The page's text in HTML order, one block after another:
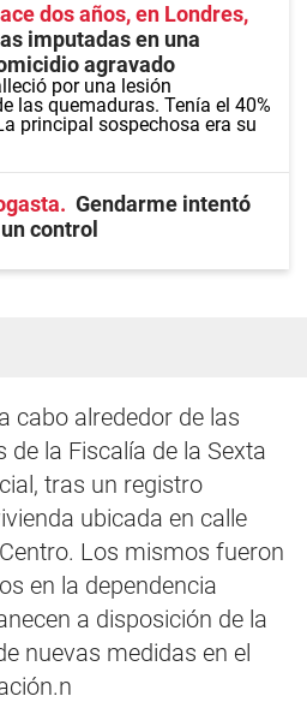
dos años, en Londres,
imputadas en una
agravado
por una lesión
las quemaduras. Tenía el 40%
principal sospechosa era su
Gendarme intentó
control
cabo alrededor de las
de la Fiscalía de la Sexta
tras un registro
ubicada en calle
Los mismos fueron
en la dependencia
a disposición de la
nuevas medidas en el